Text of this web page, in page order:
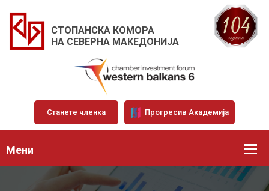
СТОПАНСКА КОМОРА
НА СЕВЕРНА МАКЕДОНИЈА
Станете членка Прогресив Академија
Мени